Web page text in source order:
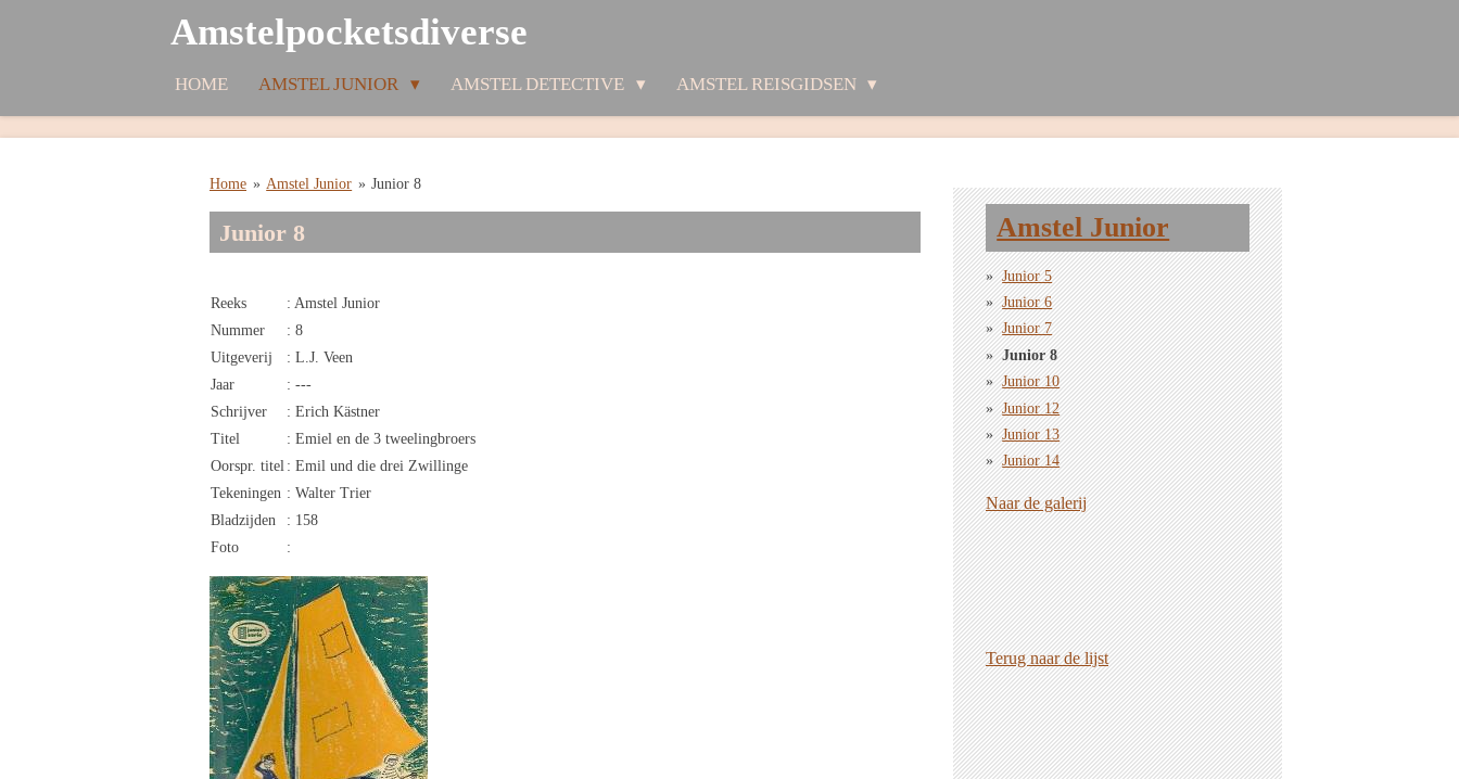
hoofdinhoud
Amstelpocketsdiverse
HOME AMSTEL JUNIOR AMSTEL DETECTIVE AMSTEL REISGIDSEN
Home » Amstel Junior » Junior 8
Junior 8
Reeks
: Amstel Junior
Nummer
: 8
Uitgeverij
: L.J. Veen
Jaar
: ---
Schrijver
: Erich Kästner
Titel
: Emiel en de 3 tweelingbroers
Oorspr. titel : Emil und die drei Zwillinge
Tekeningen : Walter Trier
Bladzijden
: 158
Foto
:
Amstel Junior
Junior 5
Junior 6
Junior 7
Junior 8
Junior 10
Junior 12
Junior 13
Junior 14
Naar de galerij
Terug naar de lijst